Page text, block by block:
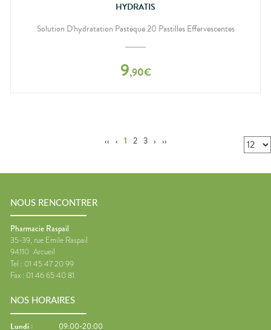
HYDRATIS
Solution D'hydratation Pastèque 20 Pastilles Effervescentes
9,90€
‹‹ ‹ 1 2 3 › ››
NOUS RENCONTRER
Pharmacie Raspail
35-39, rue Emile Raspail
94110 Arcueil
Tel : 01 45 47 20 99
Fax : 01 46 65 40 81
NOS HORAIRES
Lundi :
09:00-20:00